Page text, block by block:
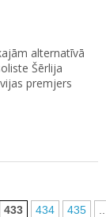
alternatīvā
Šērlija
premjers
433 434 435